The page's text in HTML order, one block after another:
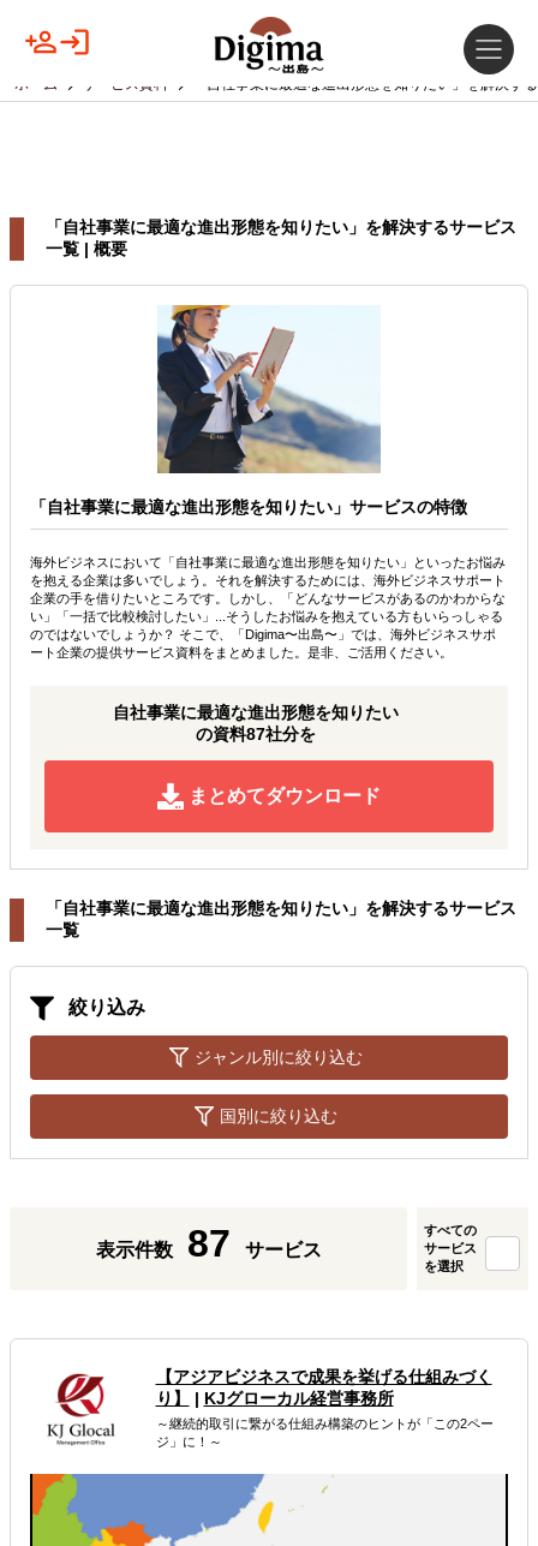
ホーム サービス資料 「自社事業に最適な進出形態を知りたい」を解決す
「自社事業に最適な進出形態を知りたい」を解決するサービス
一覧 | 概要
「自社事業に最適な進出形態を知りたい」サービスの特徴
海外ビジネスにおいて「自社事業に最適な進出形態を知りたい」といったお悩み
を抱える企業は多いでしょう。それを解決するためには、海外ビジネスサポート
企業の手を借りたいところです。しかし、「どんなサービスがあるのかわからな
い」「一括で比較検討したい」...そうしたお悩みを抱えている方もいらっしゃる
のではないでしょうか？ そこで、「Digima〜出島〜」では、海外ビジネスサポ
ート企業の提供サービス資料をまとめました。是非、ご活用ください。
自社事業に最適な進出形態を知りたい
の資料87社分を
まとめてダウンロード
「自社事業に最適な進出形態を知りたい」を解決するサービス
一覧
絞り込み
ジャンル別に絞り込む
国別に絞り込む
表示件数 87 サービス
すべての
サービス
を選択
【アジアビジネスで成果を挙げる仕組みづく
り】
| KJグローカル経営事務所
～継続的取引に繋がる仕組み構築のヒントが「この2ペー
ジ」に！～